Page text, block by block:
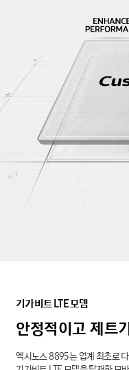
기가비트LTE모뎀
안정적이고제트
엑시노스 8895는 업계 최초로